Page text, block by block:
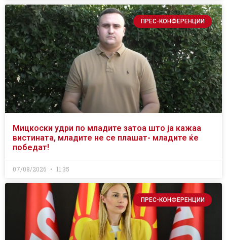
ПРЕС-КОНФЕРЕНЦИИ
Мицкоски удри по младите затоа што ја кажаа
вистината, младите не се плашат- младите ќе
победат!
07/08/2026 11:35
ПРЕС-КОНФЕРЕНЦИИ